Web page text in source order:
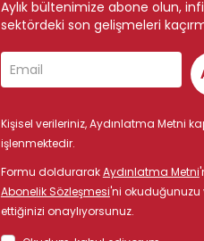
Aylık bültenimize abone olun,
sektördeki son gelişmeleri
Kişisel verileriniz, Aydınlatma Metni
işlenmektedir.
Formu doldurarakAydınlatma Metni
Abonelik Sözleşmesi'ni okuduğunuzu
ettiğinizi onaylıyorsunuz.